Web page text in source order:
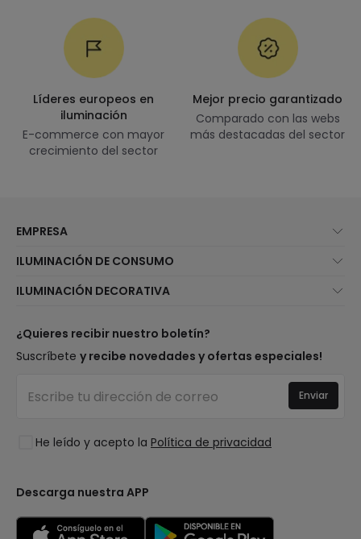
Líderes europeos en
iluminación
E-commerce con mayor
crecimiento del sector
Mejor precio garantizado
Comparado con las webs
más destacadas del sector
EMPRESA
Atención al cliente
Métodos de envío
¿Eres profesional?
Tiendas
Preguntas frecuentes
Iniciar sesión
ILUMINACIÓN DE CONSUMO
Marcas
Presupuestos
Iluminación para empresas
ILUMINACIÓN DECORATIVA
Top Marcas
Espacios
Colecciones
LoveYouGreen
¿Quieres recibir nuestro boletín?
Suscríbete y recibe novedades y ofertas especiales!
He leído y acepto la Política de privacidad
Enviar
Descarga nuestra APP